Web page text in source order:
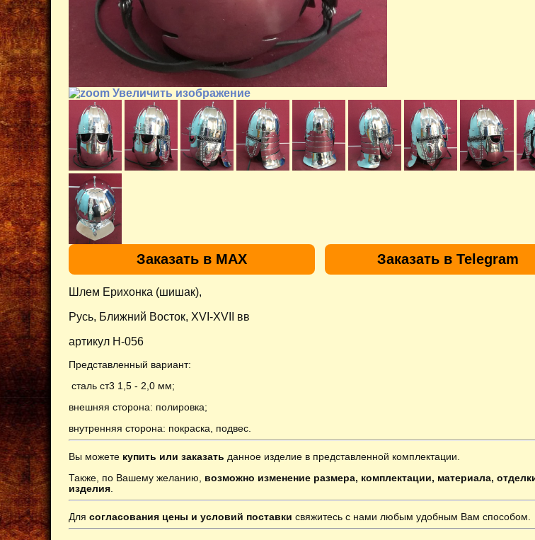
Увеличить изображение
Заказать в MAX Заказать в Telegram
Шлем Ерихонка (шишак),
Русь, Ближний Восток, XVI-XVII вв
артикул H-056
Представленный вариант:
сталь ст3 1,5 - 2,0 мм;
внешняя сторона: полировка;
внутренняя сторона: покраска, подвес
Вы можете купить или заказать данное изделие в представленной комплектации.
Также, по Вашему желанию, возможно изменение размера, комплектации, материала,
изделия
Для согласования цены и условий поставки свяжитесь с нами любым удобным Вам способом.